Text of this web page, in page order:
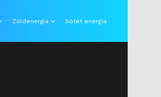
Zöldenergia Sötét energia